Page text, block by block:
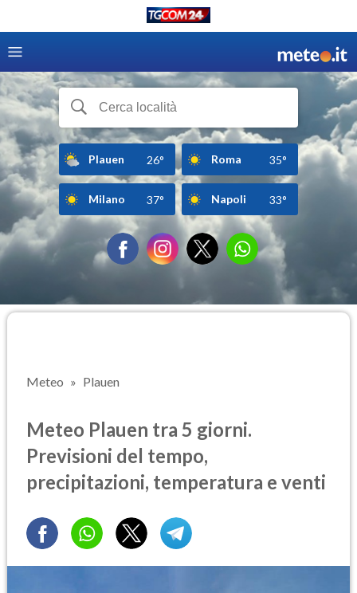
Plauen 26° Roma 35°
Milano 37° Napoli 33°
Meteo Plauen
Meteo Plauen tra 5 giorni.
Previsioni del tempo,
precipitazioni, temperatura e venti